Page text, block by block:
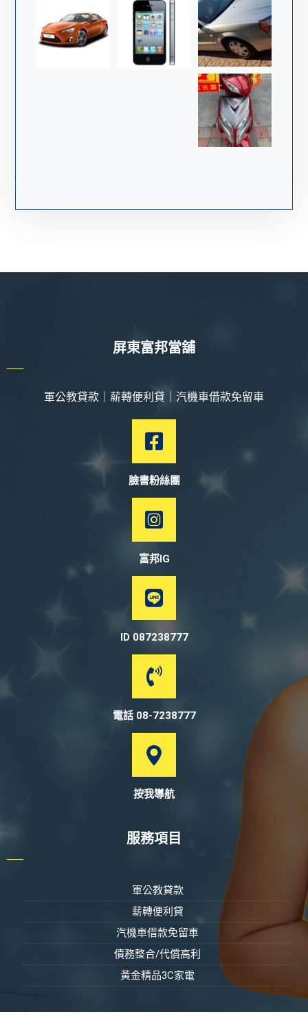
屏東富邦當舖
軍公教貸款｜薪轉便利貸｜汽機車借款免留車
臉書粉絲團
富邦IG
ID 087238777
電話 08-7238777
按我導航
服務項目
軍公教貸款
薪轉便利貸
汽機車借款免留車
債務整合/代償高利
黃金精品3C家電